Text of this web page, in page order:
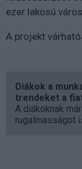
ezer lakosú
A projekt
Diákok a
trendeket a
A diákoknak
rugalmasságot